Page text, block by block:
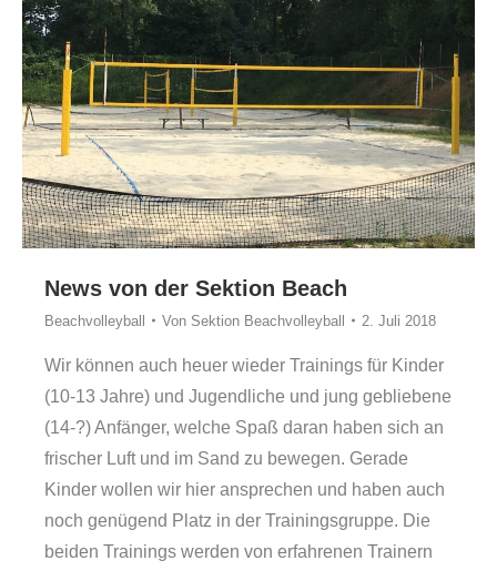
News von der Sektion Beach
Beachvolleyball Von Sektion Beachvolleyball 2. Juli 2018
Wir können auch heuer wieder Trainings für Kinder
(10-13 Jahre) und Jugendliche und jung gebliebene
(14-?) Anfänger, welche Spaß daran haben sich an
frischer Luft und im Sand zu bewegen. Gerade
Kinder wollen wir hier ansprechen und haben auch
noch genügend Platz in der Trainingsgruppe. Die
beiden Trainings werden von erfahrenen Trainern